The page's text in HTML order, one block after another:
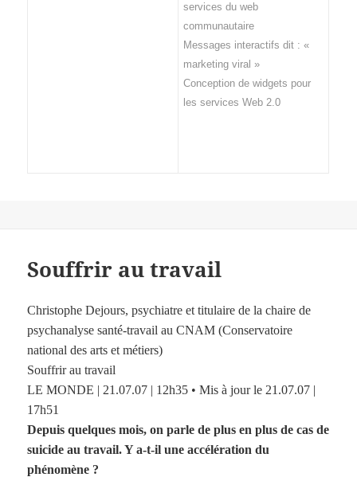
services du web
communautaire
Messages interactifs dit : «
marketing viral »
Conception de widgets pour
les services Web 2.0
Souffrir au travail
Christophe Dejours, psychiatre et titulaire de la chaire de
psychanalyse santé-travail au CNAM (Conservatoire
national des arts et métiers)
Souffrir au travail
LE MONDE | 21.07.07 | 12h35 • Mis à jour le 21.07.07 |
17h51
Depuis quelques mois, on parle de plus en plus de cas de
suicide au travail. Y a-t-il une accélération du
phénomène ?